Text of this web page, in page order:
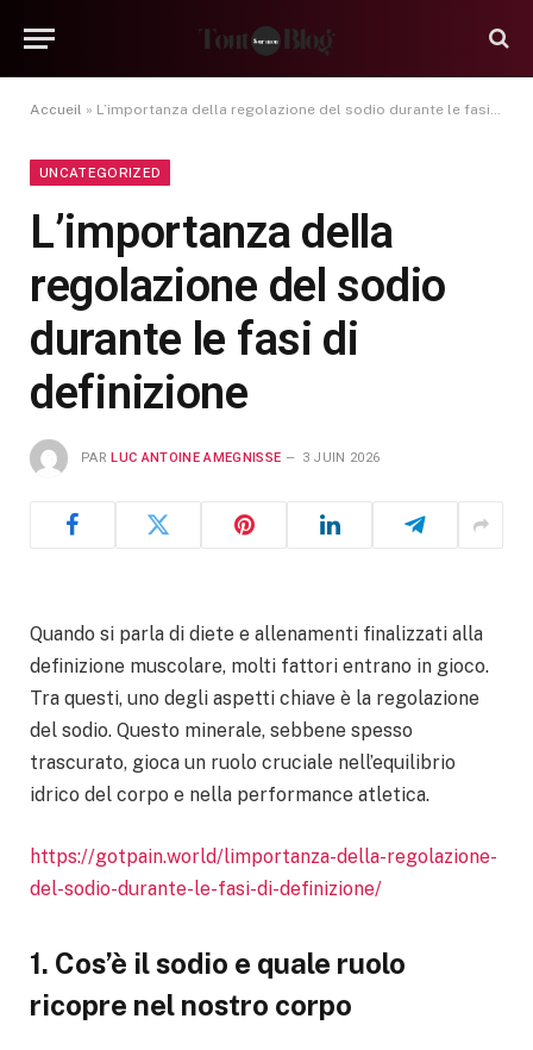
Accueil » L’importanza della regolazione del sodio durante le fasi di definizione
UNCATEGORIZED
L’importanza della
regolazione del sodio
durante le fasi di
definizione
PAR LUC ANTOINE AMEGNISSE 3 JUIN 2026
Quando si parla di diete e allenamenti finalizzati alla
definizione muscolare, molti fattori entrano in gioco.
Tra questi, uno degli aspetti chiave è la regolazione
del sodio. Questo minerale, sebbene spesso
trascurato, gioca un ruolo cruciale nell’equilibrio
idrico del corpo e nella performance atletica.
https://gotpain.world/limportanza-della-regolazione-
del-sodio-durante-le-fasi-di-definizione/
1. Cos’è il sodio e quale ruolo
ricopre nel nostro corpo